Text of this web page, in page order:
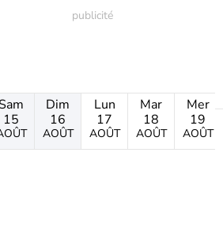
Sam
15
Dim
16
AOÛT
Lun
17
AOÛT
Mar
18
AOÛT
Mer
19
AOÛT